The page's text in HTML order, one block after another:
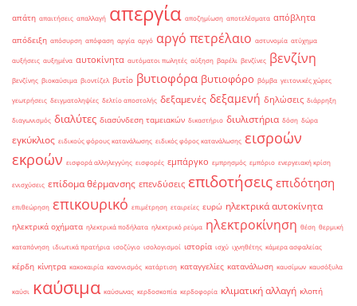
απάτη απαιτήσεις απαλλαγή απεργία αποζημίωση αποτελέσματα απόβλητα
απόδειξη απόσυρση απόφαση αργία αργό αργό πετρέλαιο αστυνομία ατύχημα
αυξήσεις αυξημένα αυτοκίνητα αυτόματοι πωλητές αύξηση βαρέλι βενζίνες βενζίνη
βενζίνης βιοκαύσιμα βιοντίζελ βυτίο βυτιοφόρα βυτιοφόρο βόμβα γειτονικές χώρες
γεωτρήσεις δειγματοληψίες δελτίο αποστολής δεξαμενές δεξαμενή δηλώσεις διάρρηξη
διαγωνισμός διαλύτες διασύνδεση ταμειακών δικαστήριο διυλιστήρια δόση δώρα
εγκύκλιος ειδικούς φόρους κατανάλωσης ειδικός φόρος κατανάλωσης εισροών
εκροών εισφορά αλληλεγγύης εισφορές εμπάργκο εμπρησμός εμπόριο ενεργειακή κρίση
ενισχύσεις επίδομα θέρμανσης επενδύσεις επιδοτήσεις επιδότηση
επιθεώρηση επικουρικό επιμέτρηση εταιρείες ευρώ ηλεκτρικά αυτοκίνητα
ηλεκτρικά οχήματα ηλεκτρικά ποδήλατα ηλεκτρικό ρεύμα ηλεκτροκίνηση θέση θερμική
καταπόνηση ιδιωτικά πρατήρια ισοζύγιο ισολογισμοί ιστορία ισχύ ιχνηθέτης κάμερα ασφαλείας
κέρδη κίνητρα κακοκαιρία κανονισμός κατάρτιση καταγγελίες κατανάλωση καυσίμων καυσόξυλα
καύσι καύσιμα καύσωνας κερδοσκοπία κερδοφορία κλιματική αλλαγή κλοπή